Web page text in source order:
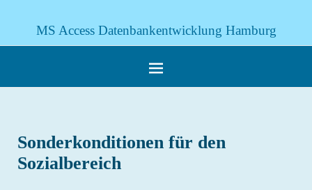
MS Access Datenbankentwicklung Hamburg
Sonderkonditionen für den
Sozialbereich